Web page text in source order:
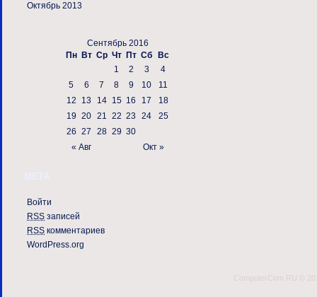
Октябрь 2013
Сентябрь 2016
Пн
Вт Ср Чт Пт Сб Вс
« Авг Окт »
1 2 3
4
5
6 7 8 9 10
11
12
13 14 15 16 17
18
19 20 21 22 23 24
25
26 27 28 29 30
МЕТА
Войти
RSS записей
RSS комментариев
WordPress.org